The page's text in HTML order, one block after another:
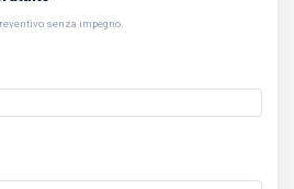
senza impegno.